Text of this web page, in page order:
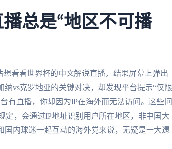
总是“地区不可播
看看世界杯的中文解说直播，结果屏幕上弹出
vs克罗地亚的关键对决，却发现平台提示“仅限
有直播，你却因为IP在海外而无法访问。这些问
，会通过IP地址识别用户所在地区，非中国大
国内球迷一起互动的海外党来说，无疑是一大遗